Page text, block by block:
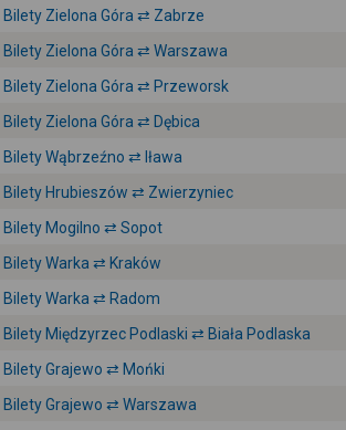
Bilety Zielona Góra ⇄ Zabrze
Bilety Zielona Góra ⇄ Warszawa
Bilety Zielona Góra ⇄ Przeworsk
Bilety Zielona Góra ⇄ Dębica
Bilety Wąbrzeźno ⇄ Iława
Bilety Hrubieszów ⇄ Zwierzyniec
Bilety Mogilno ⇄ Sopot
Bilety Warka ⇄ Kraków
Bilety Warka ⇄ Radom
Bilety Międzyrzec Podlaski ⇄ Biała Podlaska
Bilety Grajewo ⇄ Mońki
Bilety Grajewo ⇄ Warszawa